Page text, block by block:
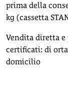
prima della
kg (cassetta
Vendita diretta
certificati: di
domicilio